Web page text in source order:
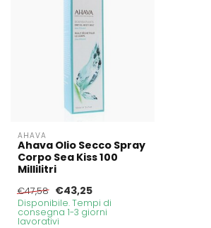
AHAVA
Ahava Olio Secco Spray
Corpo Sea Kiss 100
Millilitri
€47,58 €43,25
Disponibile. Tempi di
consegna 1-3 giorni
lavorativi